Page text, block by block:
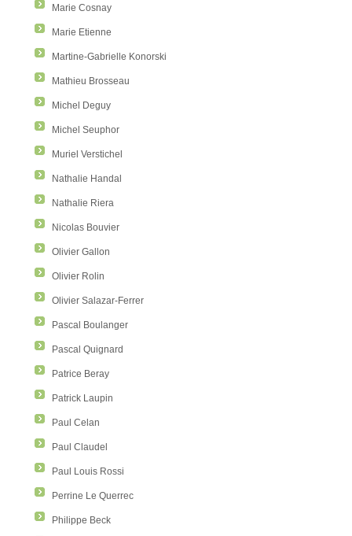
Marie Cosnay
Marie Etienne
Martine-Gabrielle Konorski
Mathieu Brosseau
Michel Deguy
Michel Seuphor
Muriel Verstichel
Nathalie Handal
Nathalie Riera
Nicolas Bouvier
Olivier Gallon
Olivier Rolin
Olivier Salazar-Ferrer
Pascal Boulanger
Pascal Quignard
Patrice Beray
Patrick Laupin
Paul Celan
Paul Claudel
Paul Louis Rossi
Perrine Le Querrec
Philippe Beck